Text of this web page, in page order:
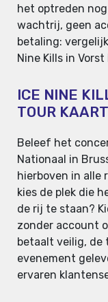
het optreden
wachtrij, geen
betaling:
Nine Kills in
ICE NINE
TOUR
Beleef het
Nationaal in
hierboven in alle
kies de plek die
de rij te staan?
zonder account
betaalt veilig, de
evenement
ervaren